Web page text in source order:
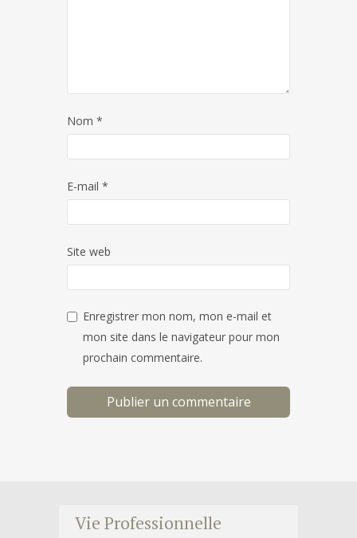
Nom *
E-mail *
Site web
Enregistrer mon nom, mon e-mail et
mon site dans le navigateur pour mon
prochain commentaire.
Vie Professionnelle